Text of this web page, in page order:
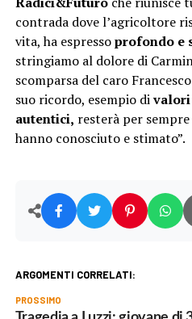
contrada dove l’agricoltore
vita, ha espressoprofondo e
stringiamo al dolore di
scomparsa del caro
suo ricordo, esempio di
autentici, resterà per
hanno conosciuto e stimato”.
ARGOMENTI CORRELATI:
PROSSIMO